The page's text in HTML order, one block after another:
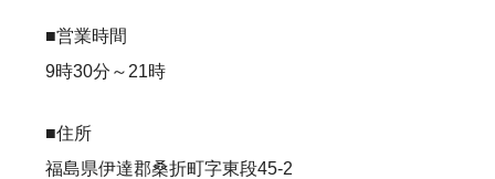
■営業時間
9時30分～21時
■住所
福島県伊達郡桑折町字東段45-2